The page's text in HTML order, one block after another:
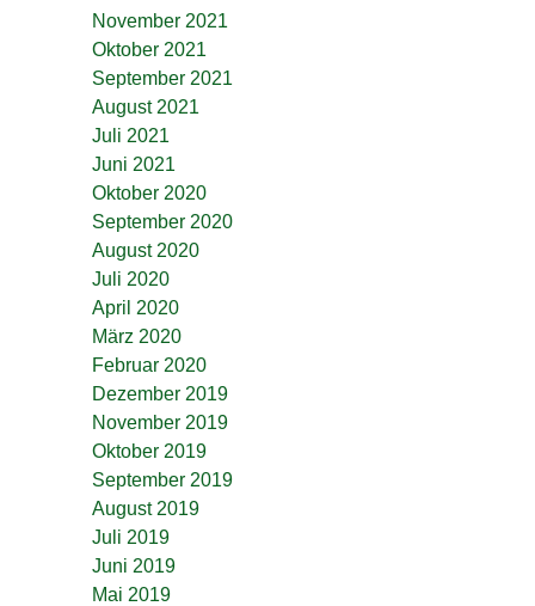
November 2021
Oktober 2021
September 2021
August 2021
Juli 2021
Juni 2021
Oktober 2020
September 2020
August 2020
Juli 2020
April 2020
März 2020
Februar 2020
Dezember 2019
November 2019
Oktober 2019
September 2019
August 2019
Juli 2019
Juni 2019
Mai 2019